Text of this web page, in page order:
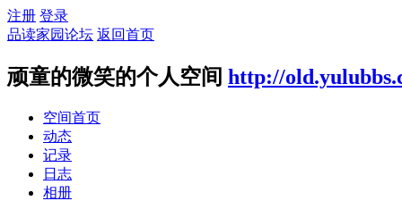
注册 登录
品读家园论坛 返回首页
顽童的微笑的个人空间 http://
空间首页
动态
记录
日志
相册